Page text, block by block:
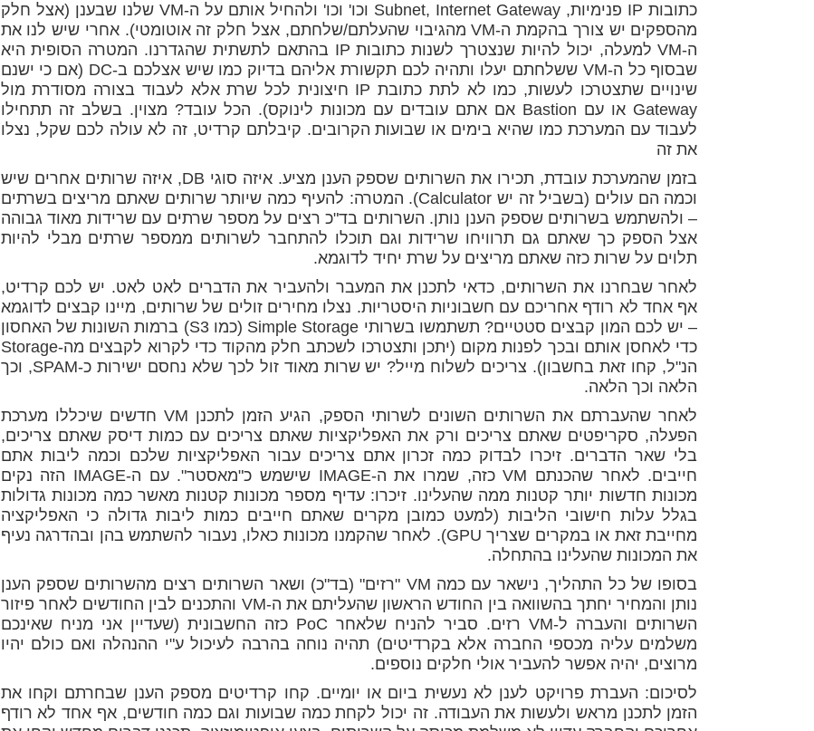
כתובות IP פנימיות, Subnet, Internet Gateway וכו' וכו' ולהחיל אותם על ה-VM שלנו שבענן (אצל חלק
מהספקים יש צורך בהקמת ה-VM מהגיבוי שהעלתם/שלחתם, אצל חלק זה אוטומטי). אחרי שיש לנו את
ה-VM למעלה, יכול להיות שנצטרך לשנות כתובות IP בהתאם לתשתית שהגדרנו. המטרה הסופית היא
שבסוף כל ה-VM ששלחתם יעלו ותהיה לכם תקשורת אליהם בדיוק כמו שיש אצלכם ב-DC (אם כי ישנם
שינויים שתצטרכו לעשות, כמו לא לתת כתובת IP חיצונית לכל שרת אלא לעבוד בצורה מסודרת מול
Gateway או עם Bastion אם אתם עובדים עם מכונות לינוקס). הכל עובד? מצוין. בשלב זה תתחילו
לעבוד עם המערכת כמו שהיא בימים או שבועות הקרובים. קיבלתם קרדיט, זה לא עולה לכם שקל, נצלו
את זה
בזמן שהמערכת עובדת, תכירו את השרותים שספק הענן מציע. איזה סוגי DB, איזה שרותים אחרים שיש
וכמה הם עולים (בשביל זה יש Calculator). המטרה: להעיף כמה שיותר שרותים שאתם מריצים בשרתים
– ולהשתמש בשרותים שספק הענן נותן. השרותים בד"כ רצים על מספר שרתים עם שרידות מאוד גבוהה
אצל הספק כך שאתם גם תרוויחו שרידות וגם תוכלו להתחבר לשרותים ממספר שרתים מבלי להיות
תלוים על שרות כזה שאתם מריצים על שרת יחיד לדוגמא.
לאחר שבחרנו את השרותים, כדאי לתכנן את המעבר ולהעביר את הדברים לאט לאט. יש לכם קרדיט,
אף אחד לא רודף אחריכם עם חשבוניות היסטריות. נצלו מחירים זולים של שרותים, מיינו קבצים לדוגמא
– יש לכם המון קבצים סטטיים? תשתמשו בשרותי Simple Storage (כמו S3) ברמות השונות של האחסון
כדי לאחסן אותם ובכך לפנות מקום (יתכן ותצטרכו לשכתב חלק מהקוד כדי לקרוא לקבצים מה-Storage
הנ"ל, קחו זאת בחשבון). צריכים לשלוח מייל? יש שרות מאוד זול לכך שלא נחסם ישירות כ-SPAM, וכך
הלאה וכך הלאה.
לאחר שהעברתם את השרותים השונים לשרותי הספק, הגיע הזמן לתכנן VM חדשים שיכללו מערכת
הפעלה, סקריפטים שאתם צריכים ורק את האפליקציות שאתם צריכים עם כמות דיסק שאתם צריכים,
בלי שאר הדברים. זיכרו לבדוק כמה זכרון אתם צריכים עבור האפליקציות שלכם וכמה ליבות אתם
חייבים. לאחר שהכנתם VM כזה, שמרו את ה-IMAGE שישמש כ"מאסטר". עם ה-IMAGE הזה נקים
מכונות חדשות יותר קטנות ממה שהעלינו. זיכרו: עדיף מספר מכונות קטנות מאשר כמה מכונות גדולות
בגלל עלות חישובי הליבות (למעט כמובן מקרים שאתם חייבים כמות ליבות גדולה כי האפליקציה
מחייבת זאת או במקרים שצריך GPU). לאחר שהקמנו מכונות כאלו, נעבור להשתמש בהן ובהדרגה נעיף
את המכונות שהעלינו בהתחלה.
בסופו של כל התהליך, נישאר עם כמה VM "רזים" (בד"כ) ושאר השרותים רצים מהשרותים שספק הענן
נותן והמחיר יחתך בהשוואה בין החודש הראשון שהעליתם את ה-VM והתכנים לבין החודשים לאחר פיזור
השרותים והעברה ל-VM רזים. סביר להניח שלאחר PoC כזה החשבונית (שעדיין אני מניח שאינכם
משלמים עליה מכספי החברה אלא בקרדיטים) תהיה נוחה בהרבה לעיכול ע"י ההנהלה ואם כולם יהיו
מרוצים, יהיה אפשר להעביר אולי חלקים נוספים.
לסיכום: העברת פרויקט לענן לא נעשית ביום או יומיים. קחו קרדיטים מספק הענן שבחרתם וקחו את
הזמן לתכנן מראש ולעשות את העבודה. זה יכול לקחת כמה שבועות וגם כמה חודשים, אף אחד לא רודף